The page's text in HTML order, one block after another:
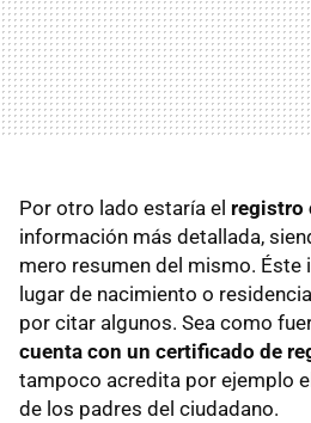
Por otro lado estaría el registro
información más detallada,
mero resumen del mismo. Éste
lugar de nacimiento o
por citar algunos. Sea como
cuenta con un certificado de
tampoco acredita por ejemplo
de los padres del ciudadano.